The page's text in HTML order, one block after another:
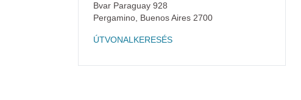
Bvar Paraguay 928
Pergamino Buenos Aires 2700
ÚTVONALKERESÉS